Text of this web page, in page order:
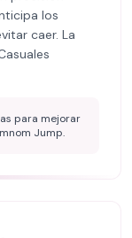
los
caer. La
para mejorar
Jump.